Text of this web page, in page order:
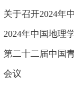
关于召开2024年
2024年中国地理
第二十二届中国
会议